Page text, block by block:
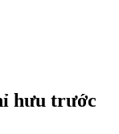
hưu trước